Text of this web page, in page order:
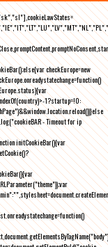
checkEurope=new
1?startup=!0:
- Timeout for ip
initCookieBar(){var